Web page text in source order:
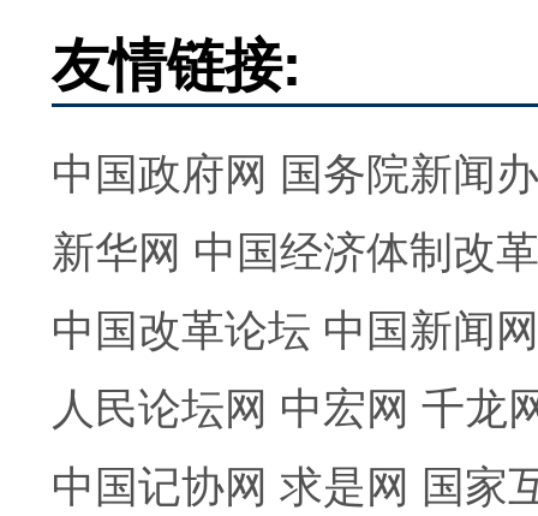
友情链接:
中国政府网 国务院新闻
新华网 中国经济体制改
中国改革论坛 中国新闻网
人民论坛网 中宏网 千龙
中国记协网 求是网 国家